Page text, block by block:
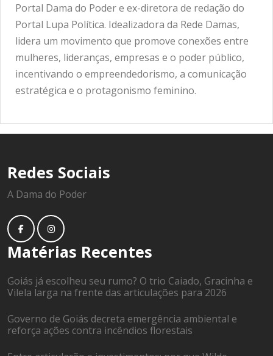
Portal Dama do Poder e ex-diretora de redação do
Portal Lupa Política. Idealizadora da Rede Damas,
lidera um movimento que promove conexões entre
mulheres, lideranças, empresas e o poder público,
incentivando o empreendedorismo, a comunicação
estratégica e o protagonismo feminino.
Redes Sociais
A Dama do Poder
Matérias Recentes
Goiás já escolheu seu rumo? O trio Caiado, Gracinha e
Vilela larga na frente das articulações para 2026
Governo de Goiás decreta emergência ambiental e
reforça ações contra incêndios florestais